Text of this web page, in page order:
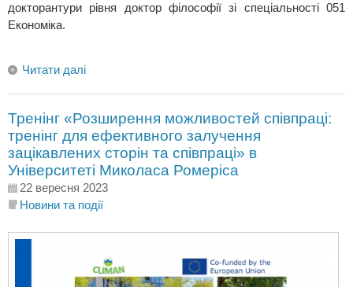
докторантури рівня доктор філософії зі спеціальності 051
Економіка.
Читати далі
Тренінг «Розширення можливостей співпраці:
тренінг для ефективного залучення
зацікавлених сторін та співпраці» в
Університеті Миколаса Ромеріса
22 вересня 2023
Новини та події